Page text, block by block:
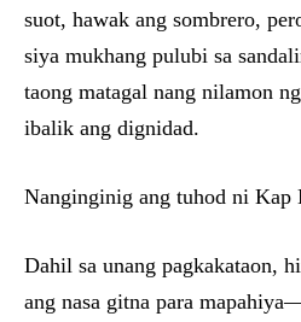
suot, hawak ang sombrero,
siya mukhang pulubi sa
taong matagal nang nilamon
ibalik ang dignidad.
Nanginginig ang tuhod ni Kap
Dahil sa unang pagkakataon,
ang nasa gitna para